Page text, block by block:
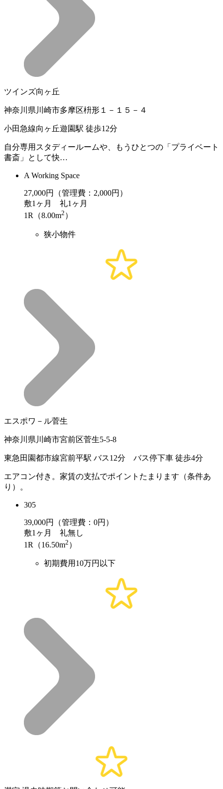
ツインズ向ヶ丘
神奈川県川崎市多摩区枡形１－１５－４
小田急線向ヶ丘遊園駅 徒歩12分
自分専用スタディールームや、もうひとつの「プライベート
書斎」として快…
A Working Space
27,000円（管理費：2,000円）
敷1ヶ月 礼1ヶ月
1R（8.00m2 ）
狭小物件
エスポワ－ル菅生
神奈川県川崎市宮前区菅生5-5-8
東急田園都市線宮前平駅 バス12分 バス停下車 徒歩4分
エアコン付き。家賃の支払でポイントたまります（条件あ
り）。
305
39,000円（管理費：0円）
敷1ヶ月 礼無し
1R（16.50m2 ）
初期費用10万円以下